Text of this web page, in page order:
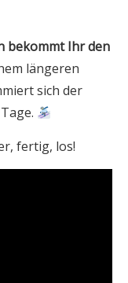
bekommt Ihr den
längeren
sich der
fertig, los!